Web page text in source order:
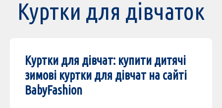
Куртки для дівчаток
Куртки для дівчат: купити дитячі
зимові куртки для дівчат на сайті
BabyFashion